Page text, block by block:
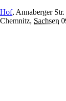
Hof, Annaberger
Chemnitz, Sachsen